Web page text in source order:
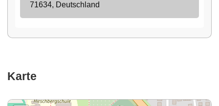
71634, Deutschland
Karte